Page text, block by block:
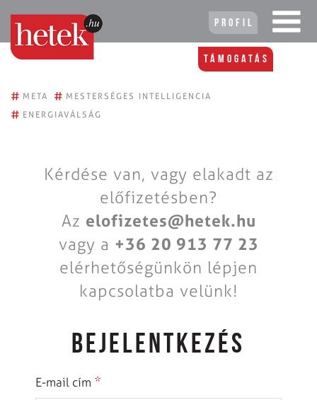
Profil
Támogatás
# META # MESTERSÉGES INTELLIGENCIA
# ENERGIAVÁLSÁG
Kérdése van, vagy elakadt az
előfizetésben?
Az elofizetes@hetek.hu
vagy a +36 20 913 77 23
elérhetőségünkön lépjen
kapcsolatba velünk!
BEJELENTKEZÉS
E-mail cím *